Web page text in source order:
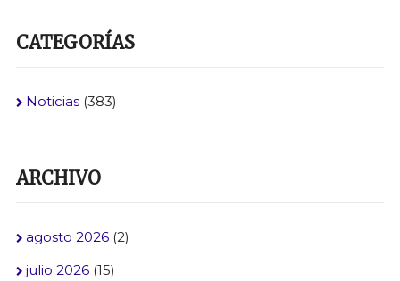
CATEGORÍAS
Noticias(383)
ARCHIVO
agosto 2026(2)
julio 2026(15)